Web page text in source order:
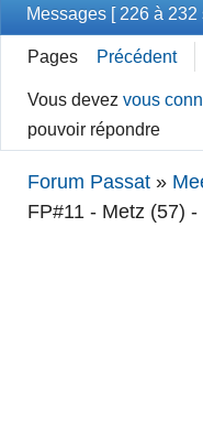
Messages [ 226 à 232
Pages Précédent
Vous devezvous
pouvoir répondre
Forum Passat »
FP#11 - Metz (57)